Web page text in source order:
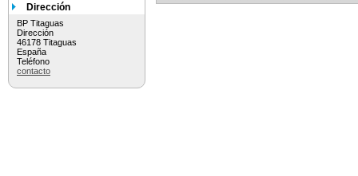
Dirección
BP Titaguas
Dirección
46178 Titaguas
España
Teléfono
contacto